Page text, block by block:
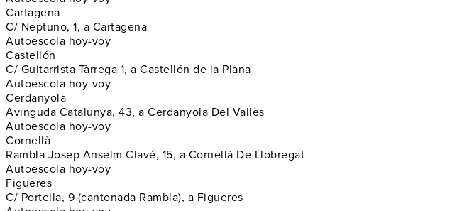
Cartagena
C/ Neptuno, 1, a Cartagena
Autoescola hoy-voy
Castellón
C/ Guitarrista Tàrrega 1, a Castellón de la Plana
Autoescola hoy-voy
Cerdanyola
Avinguda Catalunya, 43, a Cerdanyola Del Vallès
Autoescola hoy-voy
Cornellà
Rambla Josep Anselm Clavé, 15, a Cornellà De Llobregat
Autoescola hoy-voy
Figueres
C/ Portella, 9 (cantonada Rambla), a Figueres